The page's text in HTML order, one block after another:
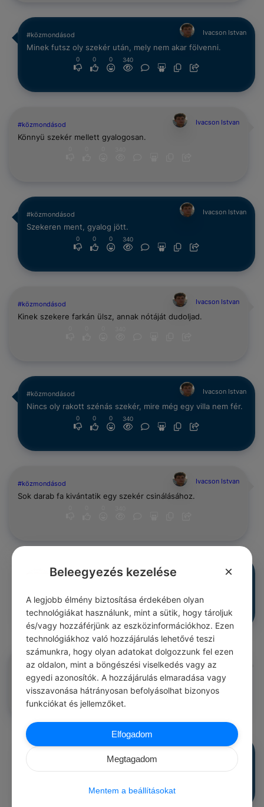
#közmondásod Ivacson Istvan
Minek futsz oly szekér után, mely nem akar fölvenni.
0 0 0 340
#közmondásod Ivacson Istvan
Könnyü szekér mellett gyalogosan.
#közmondásod Ivacson Istvan
Szekeren ment, gyalog jött.
0 0 0 340
#közmondásod Ivacson Istvan
Kinek szekere farkán ülsz, annak nótáját dudoljad.
#közmondásod Ivacson Istvan
Nincs oly rakott szénás szekér, mire még egy villa nem fér.
0 0 0 340
#közmondásod Ivacson Istvan
Sok darab fa kivántatik egy szekér csinálásához.
#közmondásod Ivacson Istvan
0 0 0 340
#közmondásod
Hájas szekér, hosszu ut.
0 340
#közmondásod Norman Imre
Sokat szekér sem bir.
Beleegyezés kezelése ×
A legjobb élmény biztosítása érdekében olyan
technológiákat használunk, mint a sütik, hogy tároljuk
és/vagy hozzáférjünk az eszközinformációkhoz. Ezen
technológiákhoz való hozzájárulás lehetővé teszi
számunkra, hogy olyan adatokat dolgozzunk fel ezen
az oldalon, mint a böngészési viselkedés vagy az
egyedi azonosítók. A hozzájárulás elmaradása vagy
visszavonása hátrányosan befolyásolhat bizonyos
funkciókat és jellemzőket.
Elfogadom
Megtagadom
Mentem a beállításokat